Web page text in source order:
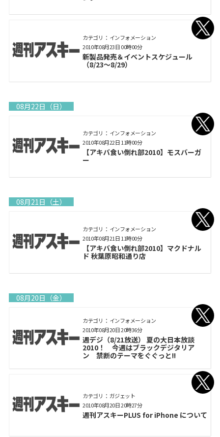
カテゴリ： インフォメーション
新製品発売＆イベントスケジュール
（8/23～8/29）
2010年08月23日 00時00分
08月22日（日）
カテゴリ： インフォメーション
【アキバ食い倒れ部2010】モスバーガ
ー
2010年08月22日 11時00分
08月21日（土）
カテゴリ： インフォメーション
【アキバ食い倒れ部2010】マクドナル
ド 秋葉原昭和通り店
2010年08月21日 11時00分
08月20日（金）
カテゴリ： インフォメーション
週デジ（8/21放送） 夏の大日本放談
2010！ 今週はブラックデジタリア
ン 禁断のテーマをぐぐっと!!
2010年08月20日 20時36分
カテゴリ： ガジェット
週刊アスキーPLUS for iPhone について
2010年08月20日 20時27分